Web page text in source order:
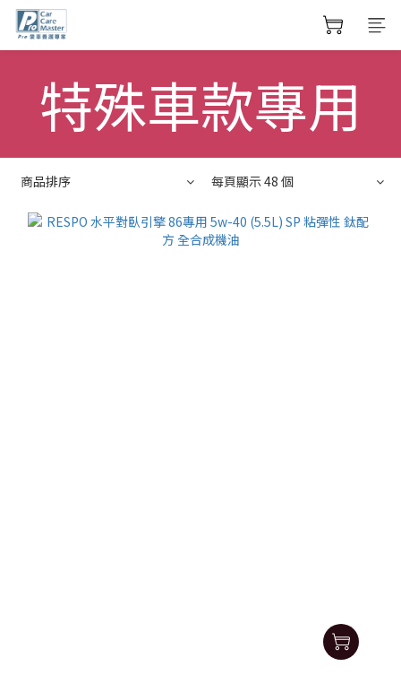
特殊車款專用
商品排序 每頁顯示 48 個